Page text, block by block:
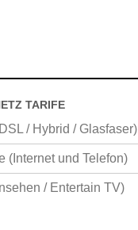
TARIFE
/ Hybrid / Glasfaser)
(Internet und Telefon)
/ Entertain TV)